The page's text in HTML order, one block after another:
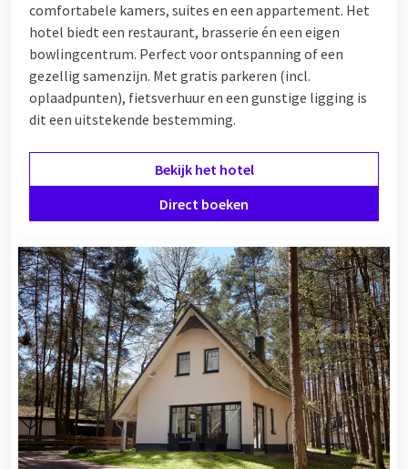
comfortabele kamers, suites en een appartement. Het
hotel biedt een restaurant, brasserie én een eigen
bowlingcentrum. Perfect voor ontspanning of een
gezellig samenzijn. Met gratis parkeren (incl.
oplaadpunten), fietsverhuur en een gunstige ligging is
dit een uitstekende bestemming.
Bekijk het hotel
Direct boeken